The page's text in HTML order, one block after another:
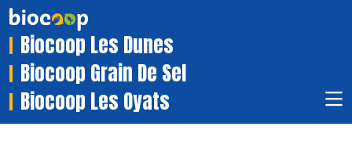
Biocoop Les Dunes
Biocoop Grain De Sel
Biocoop Les Oyats